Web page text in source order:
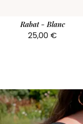
Rabat - Blanc
25,00 €